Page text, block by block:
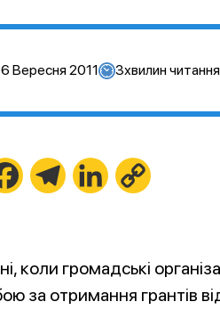
Вересня 2011 3хвилин читання
FacebookTelegramLinkedIn
коли громадські
за отримання грантів